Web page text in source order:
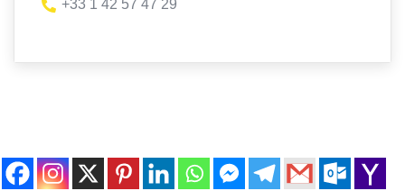
+33 1 42 57 47 29